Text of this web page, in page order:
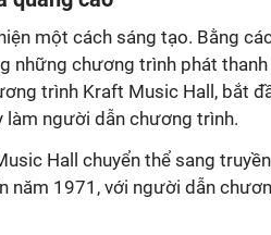
một cách sáng tạo. Bằng
những chương trình phát
trình Kraft Music Hall, bắt
làm người dẫn chương trình.
Hall chuyển thể sang
năm 1971, với người dẫn